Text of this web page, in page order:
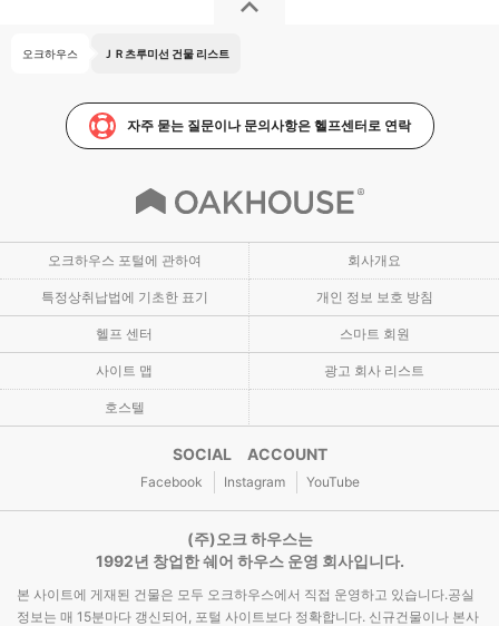
오크하우스 ＪＲ츠루미선 건물 리스트
자주 묻는 질문이나 문의사항은 헬프센터로 연락
오크하우스 포털에 관하여 회사개요
특정상취납법에 기초한 표기 개인 정보 보호 방침
헬프 센터 스마트 회원
사이트 맵 광고 회사 리스트
호스텔
SOCIAL ACCOUNT
Facebook Instagram YouTube
(주)오크 하우스는
1992년 창업한 쉐어 하우스 운영 회사입니다.
본 사이트에 게재된 건물은 모두 오크하우스에서 직접 운영하고 있습니다.공실
정보는 매 15분마다 갱신되어, 포털 사이트보다 정확합니다. 신규건물이나 본사